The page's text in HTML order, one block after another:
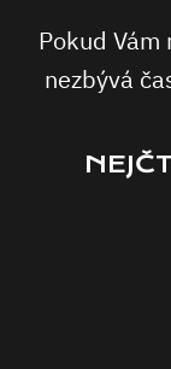
Pokud
nezbývá